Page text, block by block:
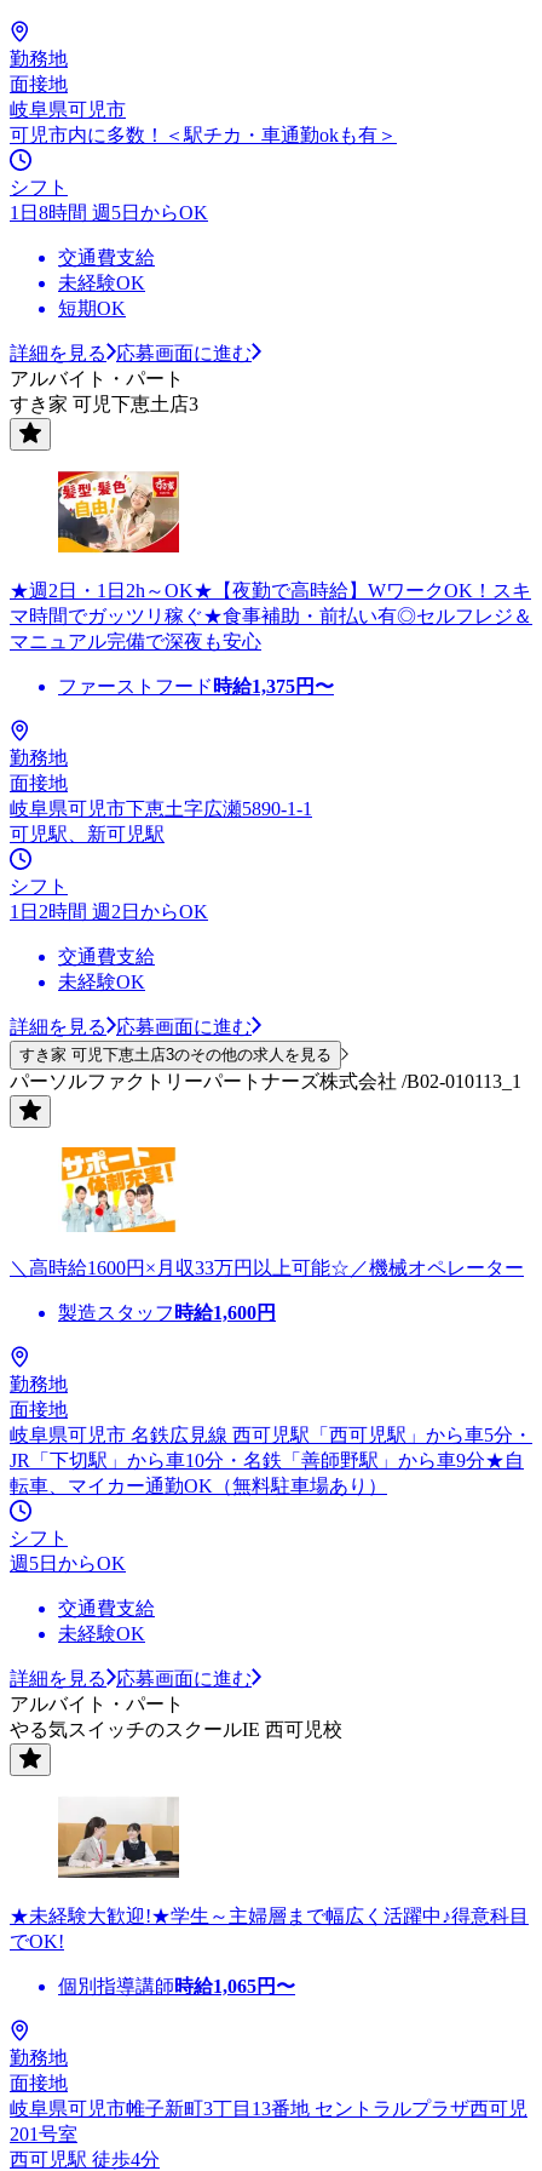
勤務地
面接地
岐阜県可児市
可児市内に多数！＜駅チカ・車通勤okも有＞
シフト
1日8時間 週5日からOK
交通費支給
未経験OK
短期OK
詳細を見る
応募画面に進む
アルバイト・パート
すき家 可児下恵土店3
★週2日・1日2h～OK★【夜勤で高時給】WワークOK！スキ
マ時間でガッツリ稼ぐ★食事補助・前払い有◎セルフレジ＆
マニュアル完備で深夜も安心
ファーストフード 時給1,375円〜
勤務地
面接地
岐阜県可児市下恵土字広瀬5890-1-1
可児駅、新可児駅
シフト
1日2時間 週2日からOK
交通費支給
未経験OK
詳細を見る 応募画面に進む
すき家 可児下恵土店3のその他の求人を見る
パーソルファクトリーパートナーズ株式会社 /B02-010113_1
＼高時給1600円×月収33万円以上可能☆／機械オペレーター
製造スタッフ 時給1,600円
勤務地
面接地
岐阜県可児市 名鉄広見線 西可児駅「西可児駅」から車5分・
JR「下切駅」から車10分・名鉄「善師野駅」から車9分★自
転車、マイカー通勤OK（無料駐車場あり）
シフト
週5日からOK
交通費支給
未経験OK
詳細を見る
応募画面に進む
アルバイト・パート
やる気スイッチのスクールIE 西可児校
★未経験大歓迎!★学生～主婦層まで幅広く活躍中♪得意科目
でOK!
個別指導講師時給1,065円〜
勤務地
面接地
岐阜県可児市帷子新町3丁目13番地 セントラルプラザ西可児
201号室
西可児駅 徒歩4分